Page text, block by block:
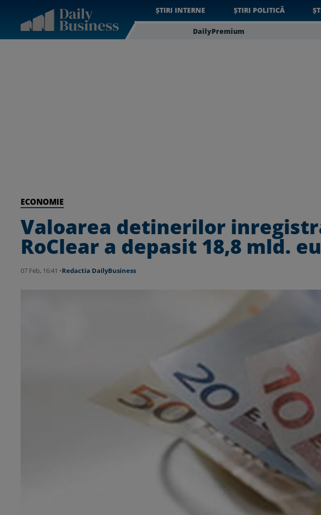
ȘTIRI INTERNE ȘTIRI POLITICĂ
DailyPremium
ECONOMIE
Valoarea detinerilor
RoClear a depasit 18,8 mld.
07 Feb, 16:41 •Redactia DailyBusiness